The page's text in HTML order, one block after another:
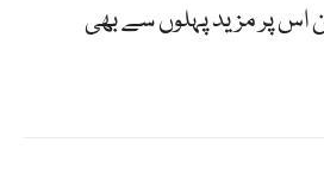
اس پر مزید پہلوں سے بھی